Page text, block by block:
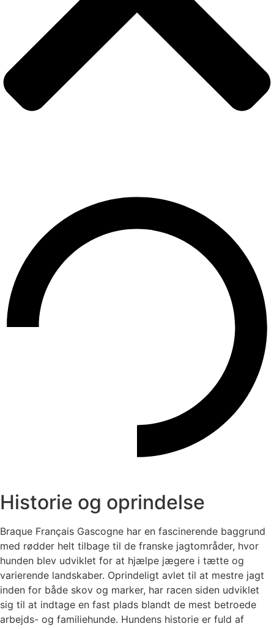
Historie og oprindelse
Braque Français Gascogne har en fascinerende baggrund
med rødder helt tilbage til de franske jagtområder, hvor
hunden blev udviklet for at hjælpe jægere i tætte og
varierende landskaber. Oprindeligt avlet til at mestre jagt
inden for både skov og marker, har racen siden udviklet
sig til at indtage en fast plads blandt de mest betroede
arbejds- og familiehunde. Hundens historie er fuld af